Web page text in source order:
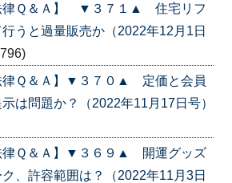
律Ｑ＆Ａ】 ▼３７１▲ 住宅リフ
うと過量販売か（2022年12月1日
律Ｑ＆Ａ】▼３７０▲ 定価と会員
は問題か？（2022年11月17日号）
律Ｑ＆Ａ】▼３６９▲ 開運グッズ
、許容範囲は？（2022年11月3日